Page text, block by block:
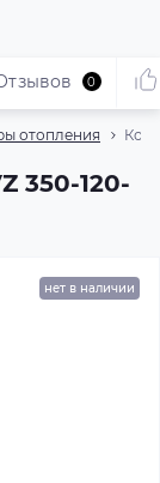
отопления
350-120-
0
нет в наличии